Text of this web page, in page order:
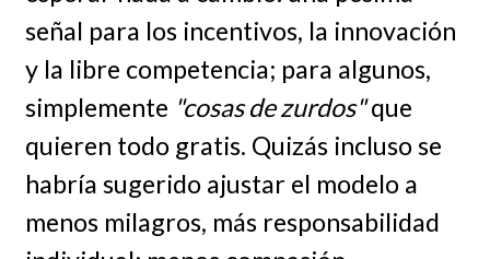
señal para los incentivos, la innovación
y la libre competencia; para algunos,
simplemente "cosas de zurdos"que
quieren todo gratis. Quizás incluso se
habría sugerido ajustar el modelo a
menos milagros, más responsabilidad